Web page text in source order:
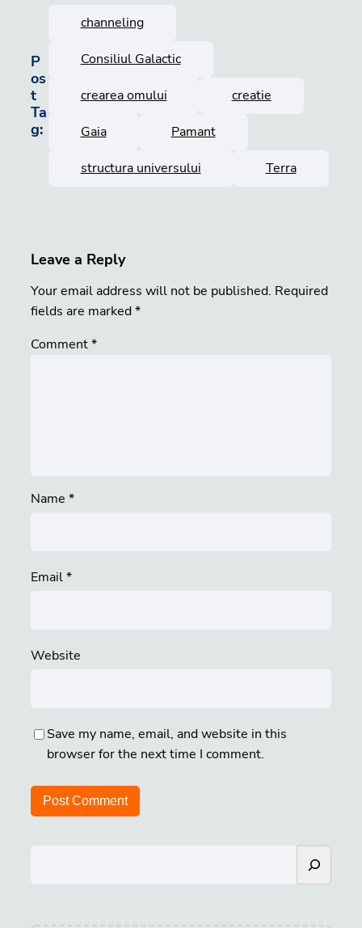
P
os
t
Ta
g:
channeling
Consiliul Galactic
crearea omului creatie
Gaia Pamant
structura universului Terra
Leave a Reply
Your email address will not be published. Required
fields are marked*
Comment*
Name *
Email*
Website
Save my name, email, and website in this
browser for the next time I comment.